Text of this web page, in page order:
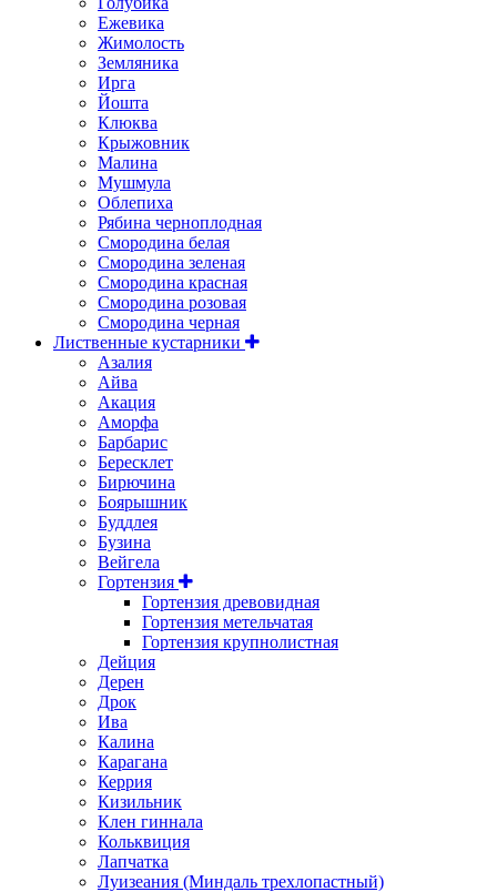
Ежевика
Жимолость
Земляника
Ирга
Йошта
Клюква
Крыжовник
Малина
Мушмула
Облепиха
Рябина черноплодная
Смородина белая
Смородина зеленая
Смородина красная
Смородина розовая
Смородина черная
Лиственные кустарники
Азалия
Айва
Акация
Аморфа
Барбарис
Бересклет
Бирючина
Боярышник
Буддлея
Бузина
Вейгела
Гортензия
Гортензия древовидная
Гортензия метельчатая
Гортензия крупнолистная
Дейция
Дерен
Дрок
Ива
Калина
Карагана
Керрия
Кизильник
Клен гиннала
Кольквиция
Лапчатка
Луизеания (Миндаль трехлопастный)